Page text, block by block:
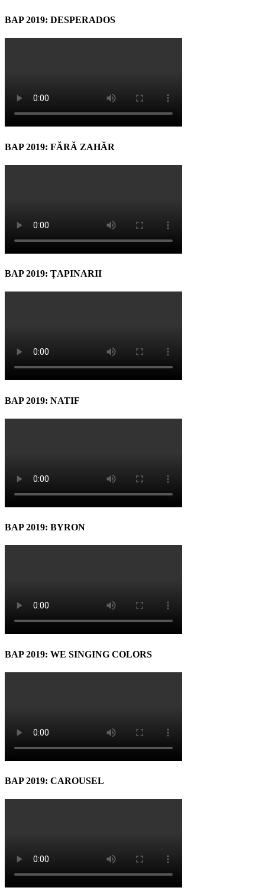
BAP 2019: DESPERADOS
BAP 2019: FĂRĂ ZAHĂR
BAP 2019: ŢAPINARII
BAP 2019: NATIF
BAP 2019: BYRON
BAP 2019: WE SINGING COLORS
BAP 2019: CAROUSEL